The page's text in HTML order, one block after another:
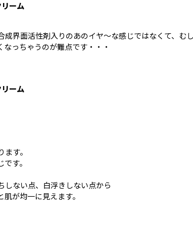
ーム
界面活性剤入りのあのイヤ～な感じではなくて、むし
っちゃうのが難点です・・・
ーム
す。
す。
しない点、白浮きしない点から
が均一に見えます。